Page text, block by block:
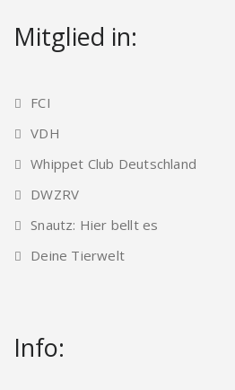
Mitglied in:
FCI
VDH
Whippet Club Deutschland
DWZRV
Snautz: Hier bellt es
Deine Tierwelt
Info: